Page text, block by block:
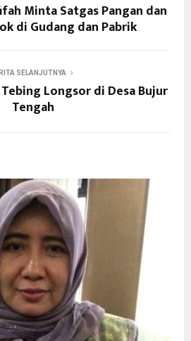
Minta Satgas Pangan dan
di Gudang dan Pabrik
SELANJUTNYA
Longsor di Desa Bujur
Tengah